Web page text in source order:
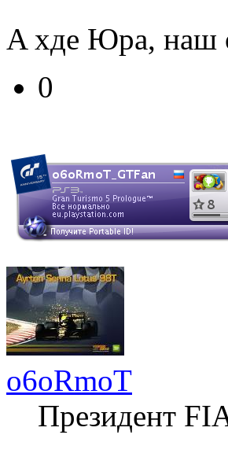
A хде Юра, наш
0
o6oRmoT
Президент